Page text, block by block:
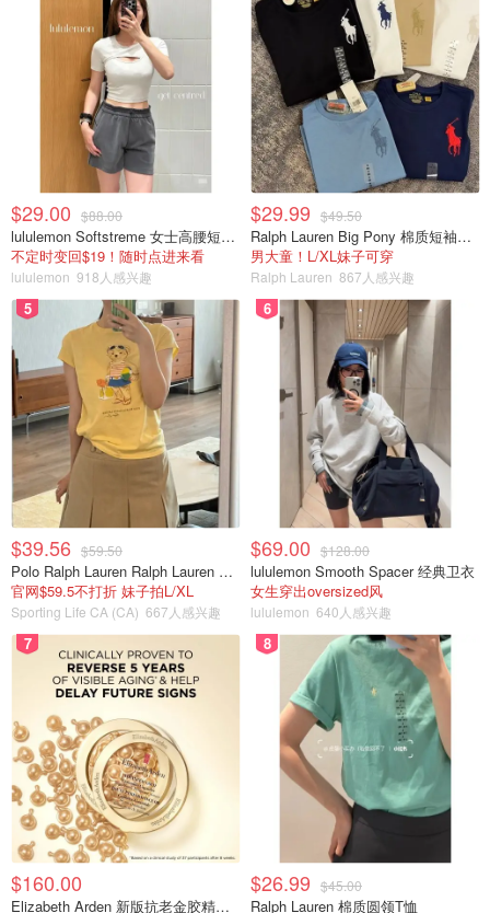
$29.00 $88.00
lululemon Softstreme 女士高腰短裤 10cm
不定时变回$19！随时点进来看
lululemon 918人感兴趣
$29.99 $49.50
Ralph Lauren Big Pony 棉质短袖T恤
男大童！L/XL妹子可穿
Ralph Lauren 867人感兴趣
5
$39.56 $59.50
Polo Ralph Lauren Ralph Lauren Polo Bear 女童棉T恤 染色 1件
官网$59.5不打折 妹子拍L/XL
Sporting Life CA (CA) 667人感兴趣
6
$69.00 $128.00
lululemon Smooth Spacer 经典卫衣
女生穿出oversized风
lululemon 640人感兴趣
7
$160.00
Elizabeth Arden 新版抗老金胶精华60颗
8
$26.99 $45.00
Ralph Lauren 棉质圆领T恤